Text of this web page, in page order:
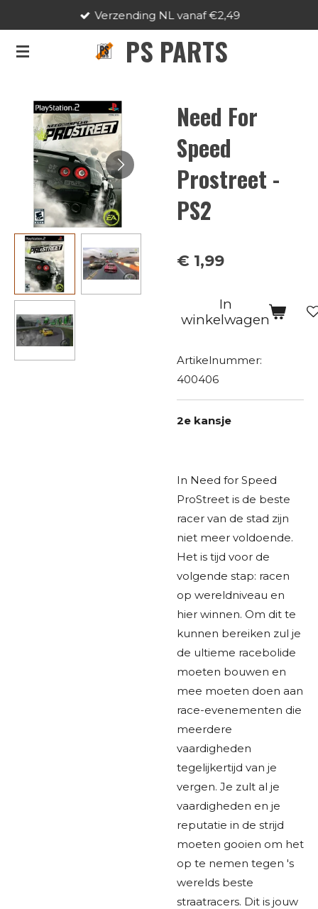
naar
PS PARTS
Verzending NL vanaf €2,49
Need For
Speed
Prostreet -
PS2
€ 1,99
In
winkelwagen
Artikelnummer:
400406
2e kansje
In Need for Speed
ProStreet is de beste
racer van de stad zijn
niet meer voldoende.
Het is tijd voor de
volgende stap: racen
op wereldniveau en
hier winnen. Om dit te
kunnen bereiken zul je
de ultieme racebolide
moeten bouwen en
mee moeten doen aan
race-evenementen die
meerdere
vaardigheden
tegelijkertijd van je
vergen. Je zult al je
vaardigheden en je
reputatie in de strijd
moeten gooien om het
op te nemen tegen 's
werelds beste
straatracers. Dit is jouw